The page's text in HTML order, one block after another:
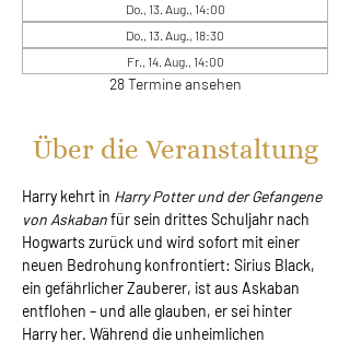
Do., 13. Aug., 14:00
Do., 13. Aug., 18:30
Fr., 14. Aug., 14:00
28 Termine ansehen
Über die Veranstaltung
Harry kehrt in Harry Potter und der Gefangene
von Askaban für sein drittes Schuljahr nach
Hogwarts zurück und wird sofort mit einer
neuen Bedrohung konfrontiert: Sirius Black,
ein gefährlicher Zauberer, ist aus Askaban
entflohen – und alle glauben, er sei hinter
Harry her. Während die unheimlichen